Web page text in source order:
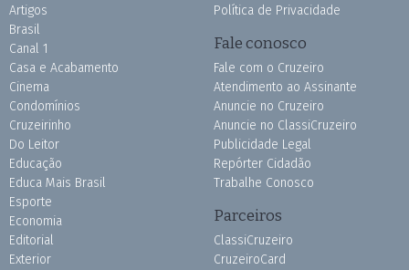
Artigos
Brasil
Canal 1
Casa e Acabamento
Cinema
Condomínios
Cruzeirinho
Do Leitor
Educação
Educa Mais Brasil
Esporte
Economia
Editorial
Exterior
Política de Privacidade
Fale conosco
Fale com o Cruzeiro
Atendimento ao Assinante
Anuncie no Cruzeiro
Anuncie no ClassiCruzeiro
Publicidade Legal
Repórter Cidadão
Trabalhe Conosco
Parceiros
ClassiCruzeiro
CruzeiroCard